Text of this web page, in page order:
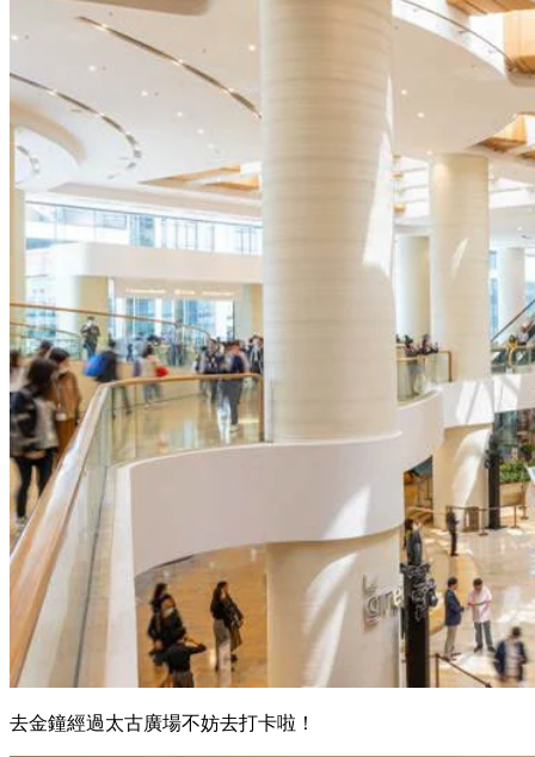
去金鐘經過太古廣場不妨去打卡啦！